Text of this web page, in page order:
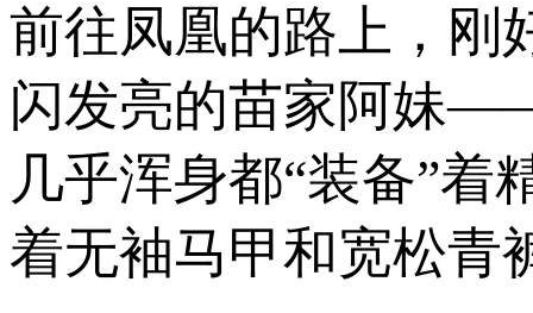
前往凤凰的路上，刚
闪发亮的苗家阿妹
几乎浑身都“装备”
着无袖马甲和宽松青